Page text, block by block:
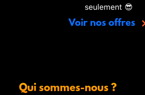
seulement 😎
Voir nos offres
Qui sommes-nous ?